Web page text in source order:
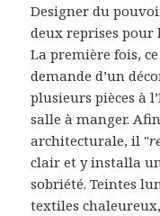
Designer du
deux reprises pour
La première fois,
demande d’un
plusieurs pièces à
salle à manger.
architecturale, il "
clair et y installa
sobriété. Teintes
textiles